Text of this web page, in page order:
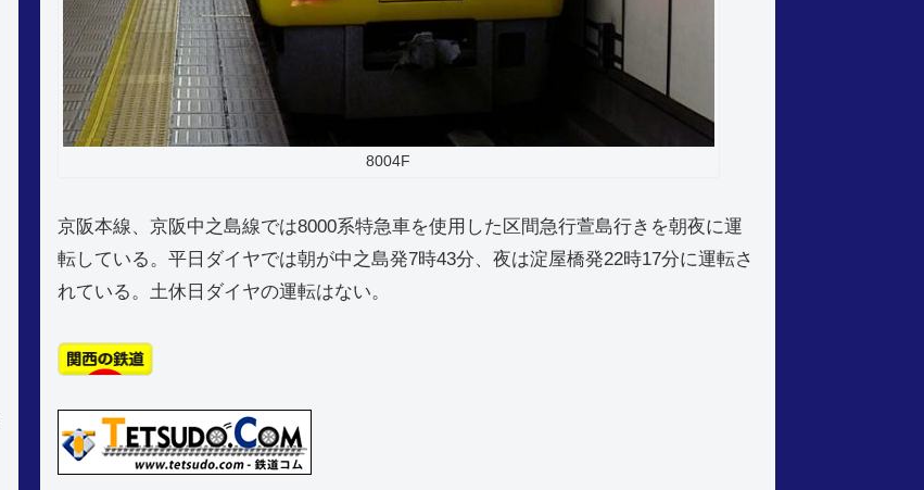
8004F
京阪本線、京阪中之島線では8000系特急車を使用した区間急行萱島行きを朝夜に運
転している。平日ダイヤでは朝が中之島発7時43分、夜は淀屋橋発22時17分に運転さ
れている。土休日ダイヤの運転はない。